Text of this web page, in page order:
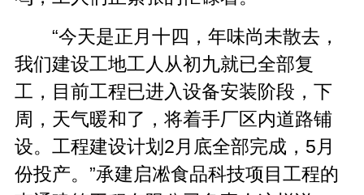
“今天是正月十四，年味尚未散去，
我们建设工地工人从初九就已全部复
工，目前工程已进入设备安装阶段，下
周，天气暖和了，将着手厂区内道路铺
设。工程建设计划2月底全部完成，5月
份投产。”承建启凇食品科技项目工程的